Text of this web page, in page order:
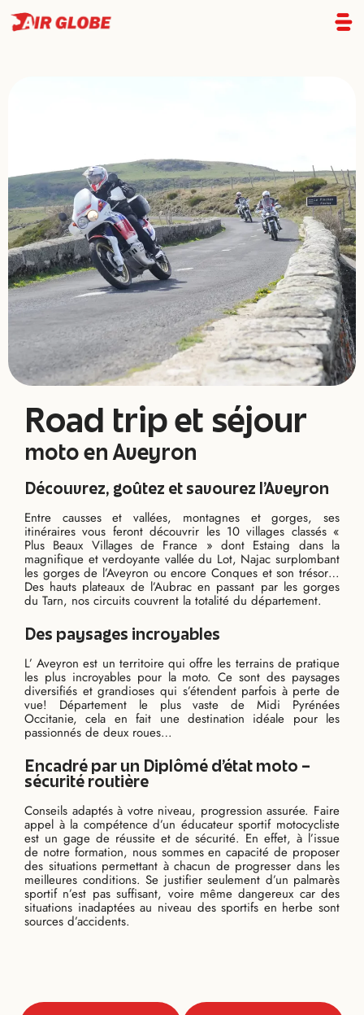
Road trip et séjour
moto en Aveyron
Découvrez, goûtez et savourez l’Aveyron
Entre causses et vallées, montagnes et gorges, ses
itinéraires vous feront découvrir les 10 villages classés «
Plus Beaux Villages de France » dont Estaing dans la
magnifique et verdoyante vallée du Lot, Najac surplombant
les gorges de l’Aveyron ou encore Conques et son trésor…
Des hauts plateaux de l’Aubrac en passant par les gorges
du Tarn, nos circuits couvrent la totalité du département.
Des paysages incroyables
L’ Aveyron est un territoire qui offre les terrains de pratique
les plus incroyables pour la moto. Ce sont des paysages
diversifiés et grandioses qui s’étendent parfois à perte de
vue! Département le plus vaste de Midi Pyrénées
Occitanie, cela en fait une destination idéale pour les
passionnés de deux roues…
Encadré par un Diplômé d’état moto –
sécurité routière
Conseils adaptés à votre niveau, progression assurée. Faire
appel à la compétence d’un éducateur sportif motocycliste
est un gage de réussite et de sécurité. En effet, à l’issue
de notre formation, nous sommes en capacité de proposer
des situations permettant à chacun de progresser dans les
meilleures conditions. Se justifier seulement d’un palmarès
sportif n’est pas suffisant, voire même dangereux car des
situations inadaptées au niveau des sportifs en herbe sont
sources d’accidents.